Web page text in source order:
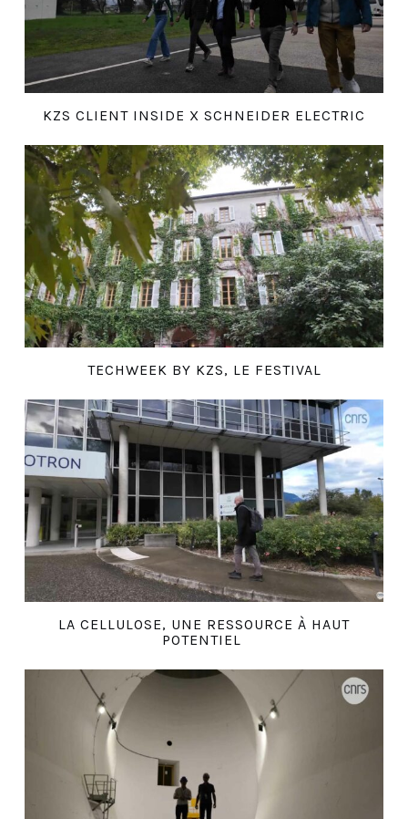
KZS CLIENT INSIDE X SCHNEIDER ELECTRIC
TECHWEEK BY KZS, LE FESTIVAL
LA CELLULOSE, UNE RESSOURCE À HAUT
POTENTIEL